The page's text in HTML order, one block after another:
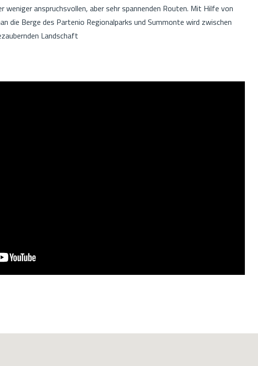
weniger anspruchsvollen, aber sehr spannenden Routen. Mit Hilfe von
die Berge des Partenio Regionalparks und Summonte wird zwischen
Landschaft